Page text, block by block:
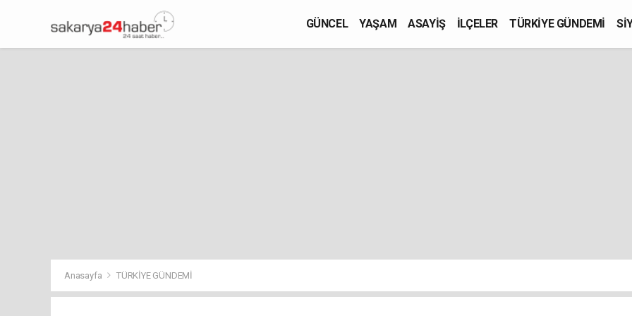
GÜNCEL YAŞAM ASAYİŞ İLÇELER TÜRKİYE GÜNDEMİ
Anasayfa TÜRKİYE GÜNDEMİ